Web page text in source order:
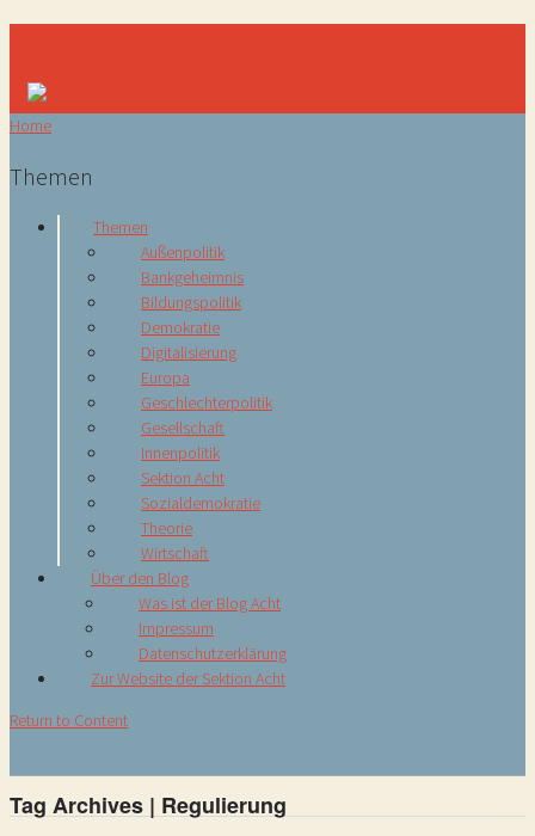
Home
Themen
Themen
Außenpolitik
Bankgeheimnis
Bildungspolitik
Demokratie
Digitalisierung
Europa
Geschlechterpolitik
Gesellschaft
Innenpolitik
Sektion Acht
Sozialdemokratie
Theorie
Wirtschaft
Über den Blog
Was ist der Blog Acht
Impressum
Datenschutzerklärung
Zur Website der Sektion Acht
Return to Content
Tag Archives | Regulierung